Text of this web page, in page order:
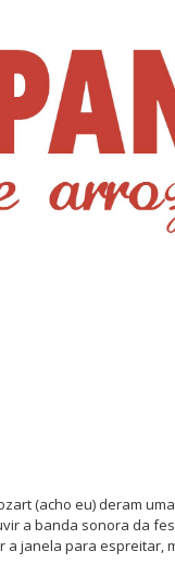
(acho eu) deram
a banda sonora da
a janela para espreitar,